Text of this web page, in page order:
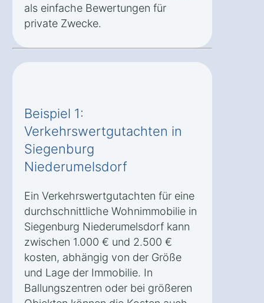
als einfache Bewertungen für
private Zwecke.
Beispiel 1:
Verkehrswertgutachten in
Siegenburg
Niederumelsdorf
Ein Verkehrswertgutachten für eine
durchschnittliche Wohnimmobilie in
Siegenburg Niederumelsdorf kann
zwischen 1.000 € und 2.500 €
kosten, abhängig von der Größe
und Lage der Immobilie. In
Ballungszentren oder bei größeren